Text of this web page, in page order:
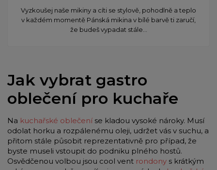
Vyzkoušej naše mikiny a cíti se stylově, pohodlně a teplo
v každém momentě Pánská mikina v bílé barvě ti zaručí,
že budeš vypadat stále...
Jak vybrat gastro
oblečení pro kuchaře
Na kuchařské oblečeníse kladou vysoké nároky. Musí
odolat horku a rozpálenému oleji, udržet vás v suchu, a
přitom stále působit reprezentativně pro případ, že
byste museli vstoupit do podniku plného hostů.
Osvědčenou volbou jsou cool vent rondony s krátkým